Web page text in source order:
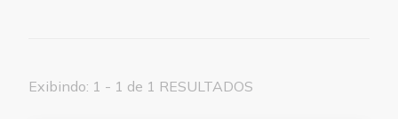
Exibindo: 1 - 1 de 1 RESULTADOS